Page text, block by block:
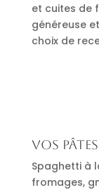
et cuites de
généreuse
choix de
Vos
Spaghetti à
fromages,